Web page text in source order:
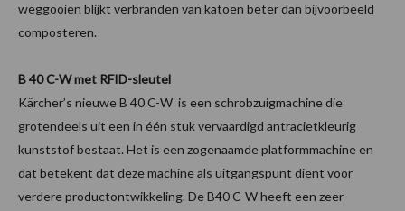
weggooien blijkt verbranden van katoen beter dan bijvoorbeeld
composteren.
B 40 C-W met RFID-sleutel
Kärcher’s nieuwe B 40 C-W is een schrobzuigmachine die
grotendeels uit een in één stuk vervaardigd antracietkleurig
kunststof bestaat. Het is een zogenaamde platformmachine en
dat betekent dat deze machine als uitgangspunt dient voor
verdere productontwikkeling. De B40 C-W heeft een zeer